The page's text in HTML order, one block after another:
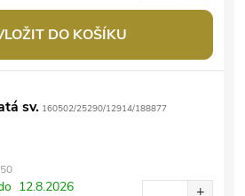
DO KOŠÍKU
sv. 160502/25290/12914/188877
12.8.2026